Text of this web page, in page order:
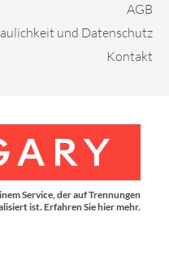
AGB
und Datenschutz
Kontakt
Service, der auf Trennungen
ist. Erfahren Sie hier mehr.